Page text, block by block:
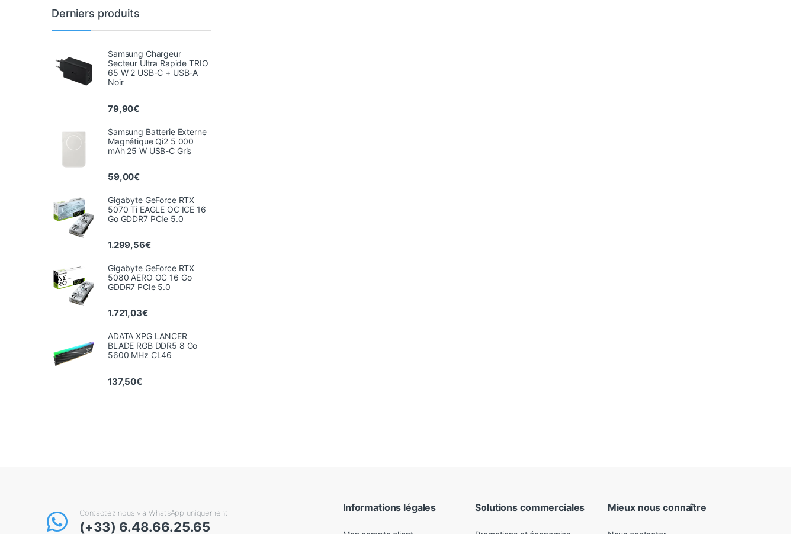
Derniers produits
Samsung Chargeur
Secteur Ultra Rapide TRIO
65 W 2 USB-C + USB-A
Noir
79,90€
Samsung Batterie Externe
Magnétique Qi2 5 000
mAh 25 W USB-C Gris
59,00€
Gigabyte GeForce RTX
5070 Ti EAGLE OC ICE 16
Go GDDR7 PCIe 5.0
1.299,56€
Gigabyte GeForce RTX
5080 AERO OC 16 Go
GDDR7 PCIe 5.0
1.721,03€
ADATA XPG LANCER
BLADE RGB DDR5 8 Go
5600 MHz CL46
137,50€
Contactez nous via WhatsApp uniquement
(+33) 6.48.66.25.65
Informations légales Solutions commerciales Mieux nous connaître